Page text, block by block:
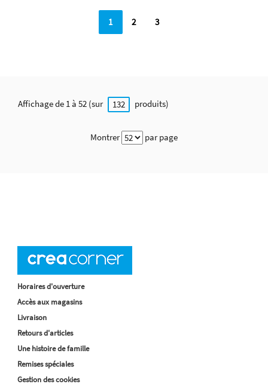
1 2 3
Affichage de 1 à 52 (sur 132 produits)
Montrer par page
Horaires d'ouverture
Accès aux magasins
Livraison
Retours d'articles
Une histoire de famille
Remises spéciales
Gestion des cookies